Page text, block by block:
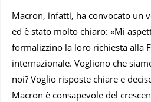
Macron, infatti, ha convocato un
ed è stato molto chiaro: «Mi
formalizzino la loro richiesta alla
internazionale. Vogliono che
noi? Voglio risposte chiare e
Macron è consapevole del